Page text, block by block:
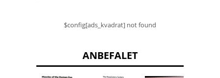
$config[ads_kvadrat] not found
ANBEFALET